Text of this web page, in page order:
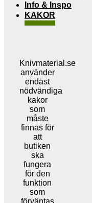
Info & Inspo
KAKOR
Knivmaterial.se
använder
endast
nödvändiga
kakor
som
måste
finnas för
att
butiken
ska
fungera
för den
funktion
som